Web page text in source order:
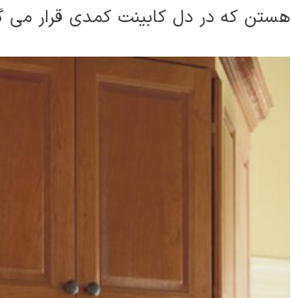
هستن که در دل کابینت کمدی قرار می